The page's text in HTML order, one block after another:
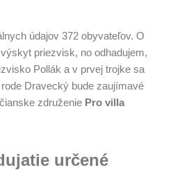
údajov 372 obyvateľov. O
priezvisk, no odhadujem,
Pollák a v prvej trojke sa
Dravecký bude zaujímavé
združenie Pro villa
určené